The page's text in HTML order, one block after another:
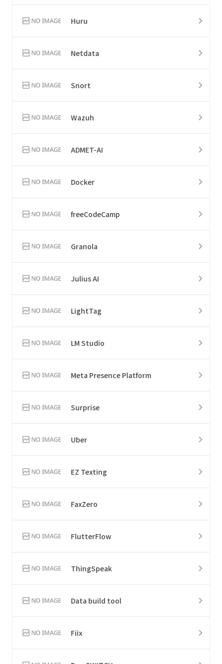
Huru
Netdata
Snort
Wazuh
ADMET-AI
Docker
freeCodeCamp
Granola
Julius AI
LightTag
LM Studio
Meta Presence Platform
Surprise
Uber
EZ Texting
FaxZero
FlutterFlow
ThingSpeak
Data build tool
Fiix